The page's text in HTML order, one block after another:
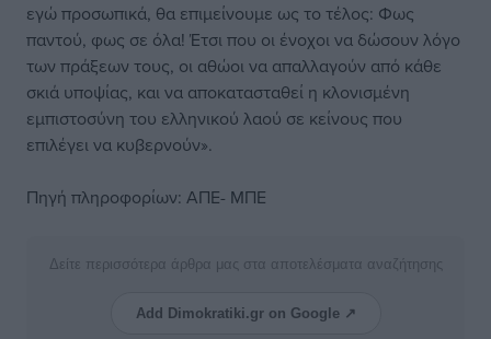
εγώ προσωπικά, θα επιμείνουμε ως το τέλος: Φως
παντού, φως σε όλα! Έτσι που οι ένοχοι να δώσουν λόγο
των πράξεων τους, οι αθώοι να απαλλαγούν από κάθε
σκιά υποψίας, και να αποκατασταθεί η κλονισμένη
εμπιστοσύνη του ελληνικού λαού σε κείνους που
επιλέγει να κυβερνούν».
Πηγή πληροφορίων: ΑΠΕ- ΜΠΕ
Δείτε περισσότερα άρθρα μας στα αποτελέσματα αναζήτησης
Add Dimokratiki.gr on Google ↗